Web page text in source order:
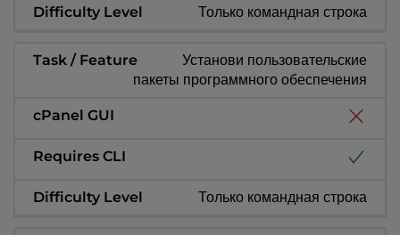
Только командная строка
Установи пользовательские
пакеты программного обеспечения
Только командная строка